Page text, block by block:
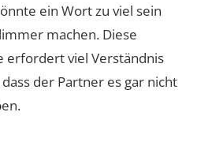
ein Wort zu viel sein
machen. Diese
erfordert viel Verständnis
der Partner es gar nicht